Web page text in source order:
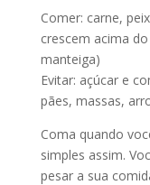
Comer: carne,
crescem acima
manteiga)
Evitar: açúcar e
pães, massas,
Coma quando
simples assim.
pesar a sua